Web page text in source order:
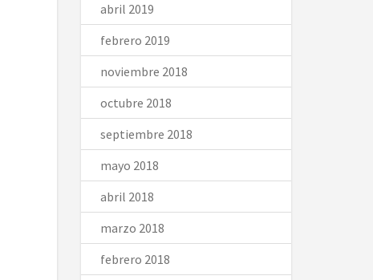
abril 2019
febrero 2019
noviembre 2018
octubre 2018
septiembre 2018
mayo 2018
abril 2018
marzo 2018
febrero 2018